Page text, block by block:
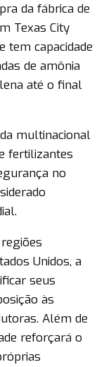
da fábrica de
Texas City
tem capacidade
de amônia
até o final
multinacional
fertilizantes
no
Unidos, a
seus
às
Além de
reforçará o